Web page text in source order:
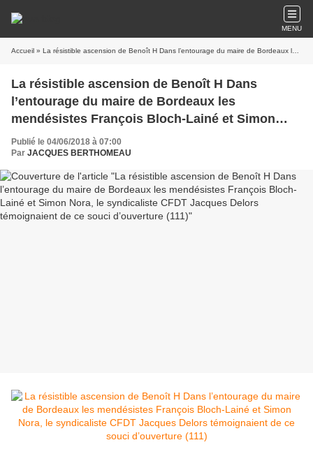
MENU
Accueil » La résistible ascension de Benoît H Dans l’entourage du maire de Bordeaux les mendésistes François Bloch-Lainé et Simon Nora, le syndicaliste CFDT Jacques Delors témoignaient de ce souci d’ouverture (111)
La résistible ascension de Benoît H Dans
l’entourage du maire de Bordeaux les
mendésistes François Bloch-Lainé et Simon
Nora, le syndicaliste CFDT Jacques Delors
témoignaient de ce souci d’ouverture (111)
Publié le 04/06/2018 à 07:00
Par JACQUES BERTHOMEAU